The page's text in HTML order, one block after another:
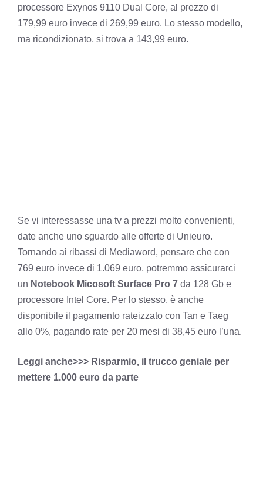
processore Exynos 9110 Dual Core, al prezzo di
179,99 euro invece di 269,99 euro. Lo stesso modello,
ma ricondizionato, si trova a 143,99 euro.
Se vi interessasse una tv a prezzi molto convenienti,
date anche uno sguardo alle offerte di Unieuro.
Tornando ai ribassi di Mediaword, pensare che con
769 euro invece di 1.069 euro, potremmo assicurarci
un Notebook Micosoft Surface Pro 7 da 128 Gb e
processore Intel Core. Per lo stesso, è anche
disponibile il pagamento rateizzato con Tan e Taeg
allo 0%, pagando rate per 20 mesi di 38,45 euro l’una.
Leggi anche>>> Risparmio, il trucco geniale per
mettere 1.000 euro da parte